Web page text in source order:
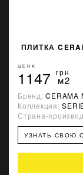
ПЛИТКА
ЦЕНА
1147 грн
м2
Бренд:CERAMA
Коллекция:
Страна-
УЗНАТЬ СВОЮ